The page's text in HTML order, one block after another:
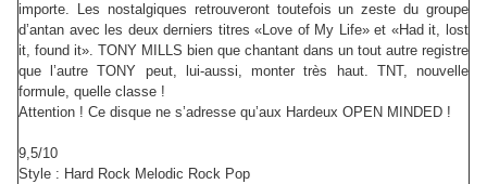
importe. Les nostalgiques retrouveront toutefois un zeste du groupe
d’antan avec les deux derniers titres «Love of My Life» et «Had it, lost
it, found it». TONY MILLS bien que chantant dans un tout autre registre
que l’autre TONY peut, lui-aussi, monter très haut. TNT, nouvelle
formule, quelle classe !
Attention ! Ce disque ne s’adresse qu’aux Hardeux OPEN MINDED !
9,5/10
Style : Hard Rock Melodic Rock Pop